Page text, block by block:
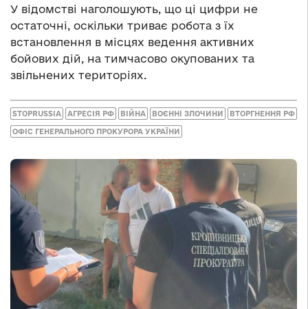
У відомстві наголошують, що ці цифри не
остаточні, оскільки триває робота з їх
встановлення в місцях ведення активних
бойових дій, на тимчасово окупованих та
звільнених територіях.
STOPRUSSIA АГРЕСІЯ РФ ВІЙНА ВОЄННІ ЗЛОЧИНИ ВТОРГНЕННЯ РФ
ОФІС ГЕНЕРАЛЬНОГО ПРОКУРОРА УКРАЇНИ